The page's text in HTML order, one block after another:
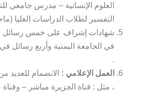
العلوم الإنسانية – مدرس جامعي
التفسير لطلاب الدراسات العليا
شهادات إشراف على خمس رسائل
في الجامعة اليمنية وأربع رسائل
.
العمل الإعلامي : الانضمام للعديد